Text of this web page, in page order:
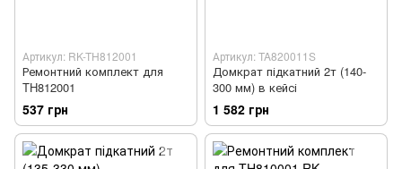
Артикул: RK-TH812001
Ремонтний комплект для
TH812001
537 грн
Артикул: TA820011S
Домкрат підкатний 2т (140-
300 мм) в кейсі
1 582 грн